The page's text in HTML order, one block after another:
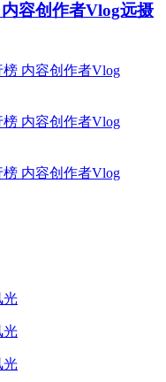
容创作者Vlog远摄